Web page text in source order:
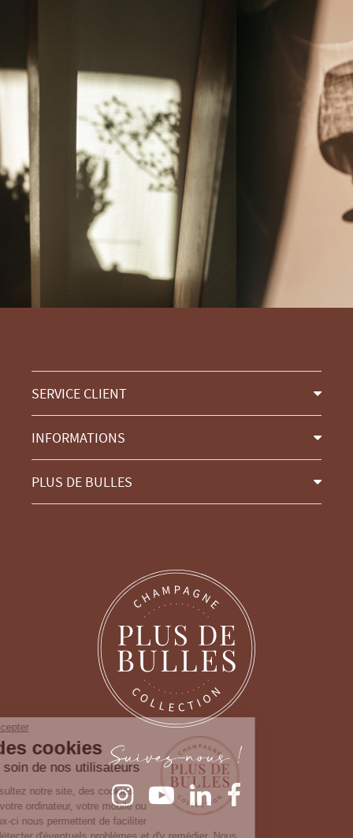
SERVICE CLIENT
INFORMATIONS
PLUS DE BULLES
Suivez-nous !
Continuer sans accepter
Gestion des cookies
Nous prenons soin de nos utilisateurs
Lorsque vous consultez notre site, des cookies
sont déposés sur votre ordinateur, votre mobile ou
votre tablette. Ceux-ci nous permettent de faciliter
la navigation, de détecter d'éventuels problèmes et d'y remédier. Nous